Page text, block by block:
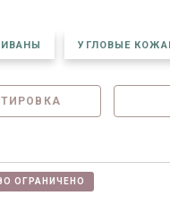
УГЛОВЫЕ
ОГРАНИЧЕНО